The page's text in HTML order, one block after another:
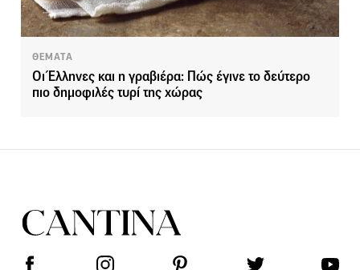
ΘΕΜΑΤΑ
Οι Έλληνες και η γραβιέρα: Πώς έγινε το δεύτερο
πιο δημοφιλές τυρί της χώρας